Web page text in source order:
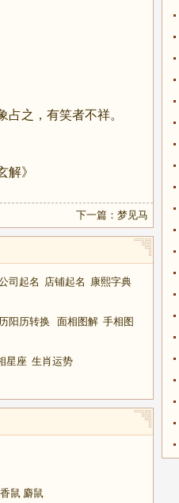
之，有笑者不祥。
》
下一篇： 梦见马
司起名 店铺起名 康熙字典
阳历转换 面相图解 手相图
星座 生肖运势
鼠 麝鼠